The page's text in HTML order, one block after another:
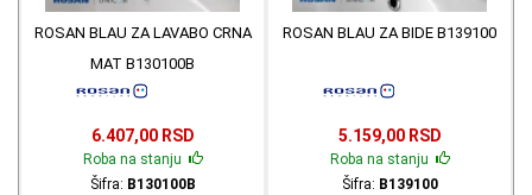
ROSAN BLAU ZA LAVABO CRNA
MAT B130100B
6.407,00 RSD
Roba na stanju
Šifra: B130100B
ROSAN BLAU ZA BIDE B139100
5.159,00 RSD
Roba na stanju
Šifra: B139100